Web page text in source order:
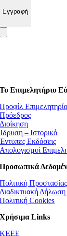
Το Επιμελητήριο
Προφίλ
Πρόεδρος
Διοίκηση
Ίδρυση – Ιστορικό
Έντυπες Εκδόσεις
Απολογισμοί
Προσωπικά
Πολιτική Προστασίας
Διαδικτυακή
Πολιτική Cookies
Χρήσιμα Links
ΚEEE